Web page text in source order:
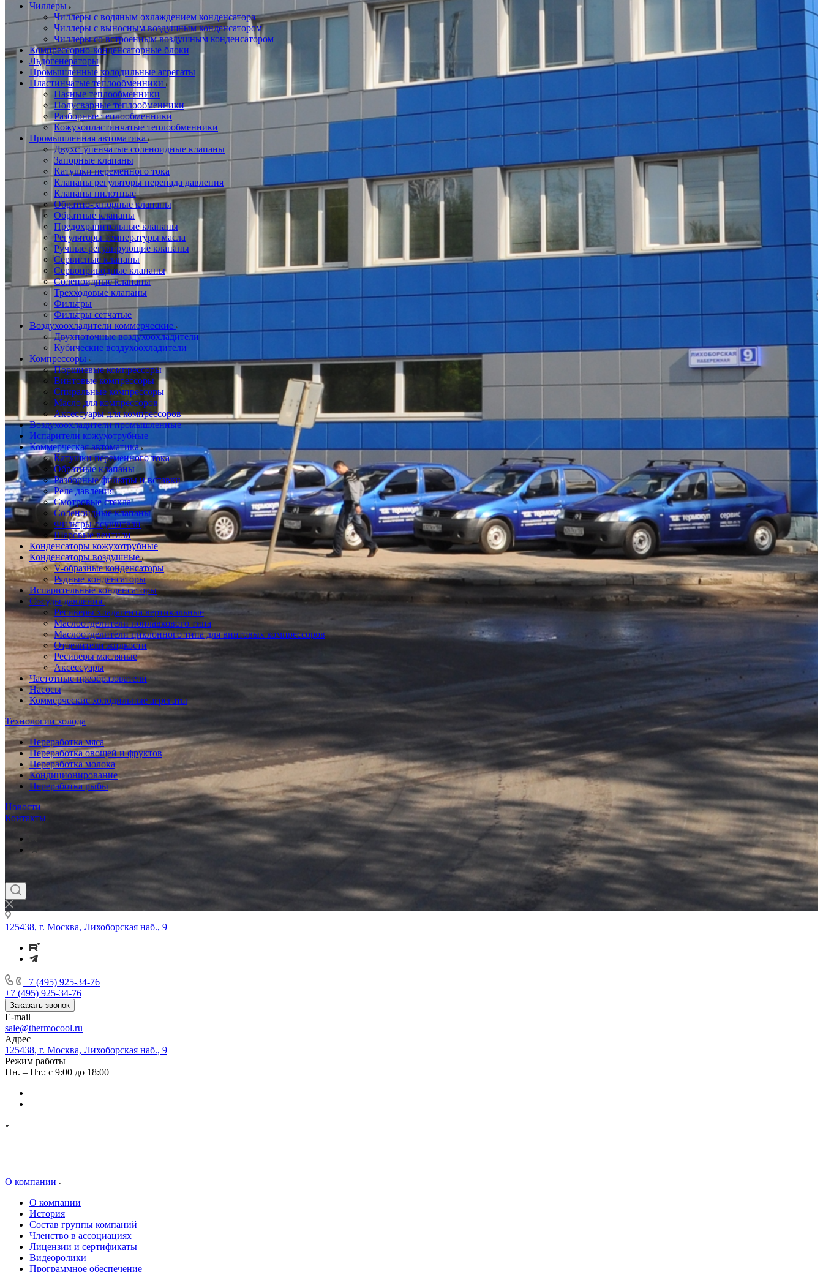
Чиллеры
Чиллеры с водяным охлаждением конденсатора
Чиллеры с выносным воздушным конденсатором
Чиллеры со встроенным воздушным конденсатором
Компрессорно-конденсаторные блоки
Льдогенераторы
Промышленные холодильные агрегаты
Пластинчатые теплообменники
Паяные теплообменники
Полусварные теплообменники
Разборные теплообменники
Кожухопластинчатые теплообменники
Промышленная автоматика
Двухступенчатые соленоидные клапаны
Запорные клапаны
Катушки переменного тока
Клапаны регуляторы перепада давления
Клапаны пилотные
Обратно-запорные клапаны
Обратные клапаны
Предохранительные клапаны
Регуляторы температуры масла
Ручные регулирующие клапаны
Сервисные клапаны
Сервоприводные клапаны
Соленоидные клапаны
Трехходовые клапаны
Фильтры
Фильтры сетчатые
Воздухоохладители коммерческие
Двухпоточные воздухоохладители
Кубические воздухоохладители
Компрессоры
Поршневые компрессоры
Винтовые компрессоры
Спиральные компрессоры
Масло для компрессоров
Аксессуары для компрессоров
Воздухоохладители промышленные
Испарители кожухотрубные
Коммерческая автоматика
Катушки переменного тока
Обратные клапаны
Разборные фильтры и вставки
Реле давления
Смотровые стекла
Соленоидные клапаны
Фильтры-осушители
Шаровые вентили
Конденсаторы кожухотрубные
Конденсаторы воздушные
V-образные конденсаторы
Рядные конденсаторы
Испарительные конденсаторы
Сосуды давления
Ресиверы хладагента вертикальные
Маслоотделители поплавкового типа
Маслоотделители циклонного типа для винтовых компрессоров
Отделители жидкости
Ресиверы масляные
Аксессуары
Частотные преобразователи
Насосы
Коммерческие холодильные агрегаты
Технологии холода
Переработка мяса
Переработка овощей и фруктов
Переработка молока
Кондиционирование
Переработка рыбы
Новости
Контакты
125438, г. Москва, Лихоборская наб., 9
+7 (495) 925-34-76
+7 (495) 925-34-76
Заказать звонок
E-mail
sale@thermocool.ru
Адрес
125438, г. Москва, Лихоборская наб., 9
Режим работы
Пн. – Пт.: с 9:00 до 18:00
О компании
О компании
История
Состав группы компаний
Членство в ассоциациях
Лицензии и сертификаты
Видеоролики
Программное обеспечение